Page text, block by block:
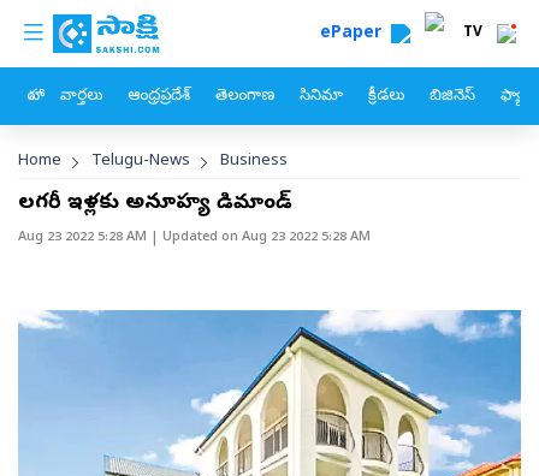
Skip to main content
custom menu ePaper TV
హోం వార్తలు ఆంధ్రప్రదేశ్ తెలంగాణ సినిమా క్రీడలు బిజినెస్
Breadcrumb
Home Telugu-News Business
లగ్జరీ ఇళ్లకు అనూహ్య డిమాండ్‌
Aug 23 2022 5:28 AM | Updated on Aug 23 2022 5:28 AM